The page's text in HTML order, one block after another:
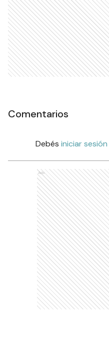
Comentarios
Debés iniciar sesión
Ads